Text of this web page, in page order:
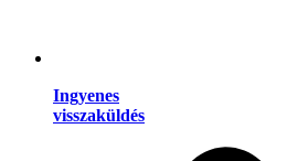
Ingyenes
visszaküldés